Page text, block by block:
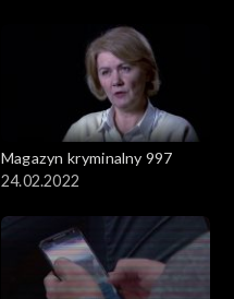
Magazyn kryminalny 997
24.02.2022